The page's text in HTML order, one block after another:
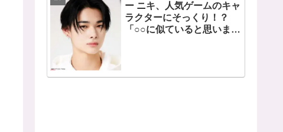
ー ニキ、人気ゲームのキャ
ラクターにそっくり！？
「○○に似ていると思いま
「客観的な視点で自分を見